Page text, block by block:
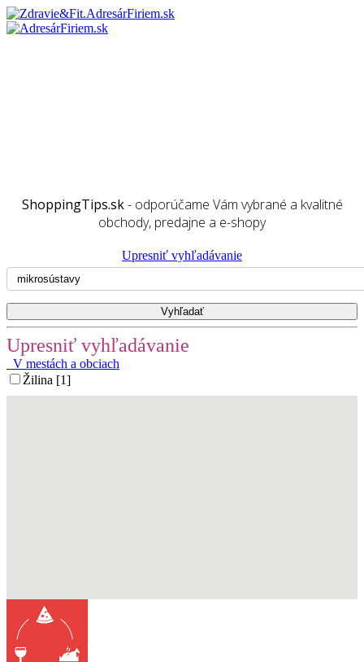
ShoppingTips.sk- odporúčame Vám vybrané a kvalitné
obchody, predajne a e-shopy
Upresniť vyhľadávanie
Upresniť vyhľadávanie
V mestách a obciach
Žilina [1]